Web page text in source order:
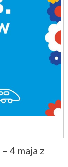
4 maja z